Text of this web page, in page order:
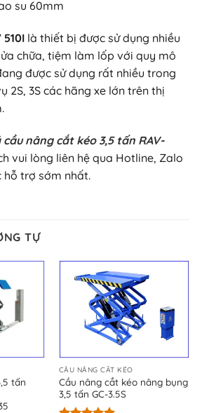
su 60mm
510I là thiết bị được sử dụng nhiều
chữa, tiệm làm lốp với quy mô
được sử dụng rất nhiều trong
2S, 3S các hãng xe lớn trên thị
nâng cắt kéo 3,5 tấn RAV-
vui lòng liên hệ qua Hotline, Zalo
hỗ trợ sớm nhất.
TỰ
tấn
CẦU NÂNG CẮT KÉO
Cầu nâng cắt kéo nâng bụng
3,5 tấn GC-3.5S